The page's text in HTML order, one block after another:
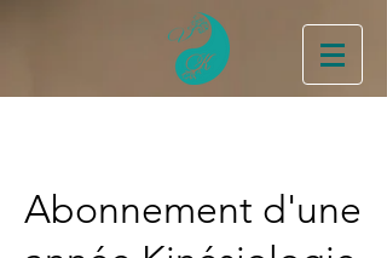
Abonnement d'une